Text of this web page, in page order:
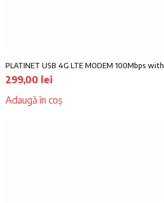
PLATINET USB 4G LTE MODEM 100Mbps
299,00 lei
Adaugă în coș